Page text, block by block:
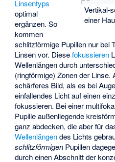
Vertikal-
einer
Linsentyps
optimal
ergänzen. So
kommen
schlitzförmige Pupillen nur bei
Linsen vor. Diesefokussieren
Wellenlängen durch
(ringförmige) Zonen der Linse.
schärferes Bild, als es bei
einfallendes Licht auf einen
fokussieren. Bei einer
Pupille außenliegende
ganz abdecken, die aber für
Wellenlängendes Lichts
schlitzförmigen Pupillen
durch einen Abschnitt der